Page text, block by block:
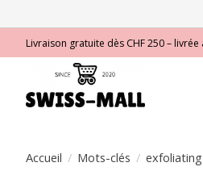
Livraison gratuite dès CHF 250 –
Accueil / Mots-clés /